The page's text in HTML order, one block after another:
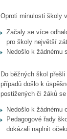
Oproti minulosti školy
Začaly se více
pro školy největší
Nedošlo k žádnému
Do běžných škol
případů došlo k
postižených či žáků
Nedošlo k
Pedagogové řady
dokázali naplnit